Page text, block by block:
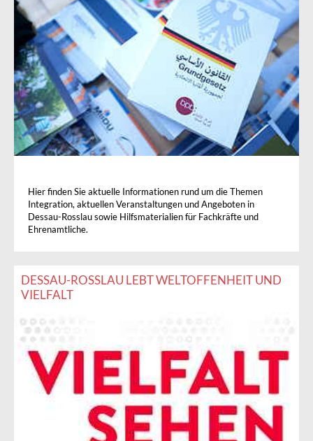
Hier finden Sie aktuelle Informationen rund um die Themen
Integration, aktuellen Veranstaltungen und Angeboten in
Dessau-Rosslau sowie Hilfsmaterialien für Fachkräfte und
Ehrenamtliche.
DESSAU-ROSSLAU LEBT WELTOFFENHEIT UND V
IELFALT